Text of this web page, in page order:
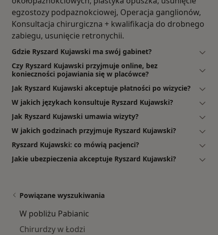
egzostozy podpaznokciowej, Operacja ganglionów,
Konsultacja chirurgiczna + kwalifikacja do drobnego
zabiegu, usunięcie retronychii.
Gdzie Ryszard Kujawski ma swój gabinet?
Czy Ryszard Kujawski przyjmuje online, bez
konieczności pojawiania się w placówce?
Jak Ryszard Kujawski akceptuje płatności po wizycie?
W jakich językach konsultuje Ryszard Kujawski?
Jak Ryszard Kujawski umawia wizyty?
W jakich godzinach przyjmuje Ryszard Kujawski?
Ryszard Kujawski: co mówią pacjenci?
Jakie ubezpieczenia akceptuje Ryszard Kujawski?
Powiązane wyszukiwania
W pobliżu Pabianic
Chirurdzy w Łodzi